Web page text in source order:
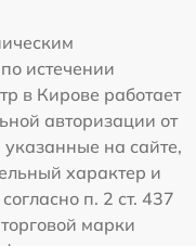
истечении
в Кирове работает
авторизации от
на сайте,
характер и
п. 2 ст. 437
марки